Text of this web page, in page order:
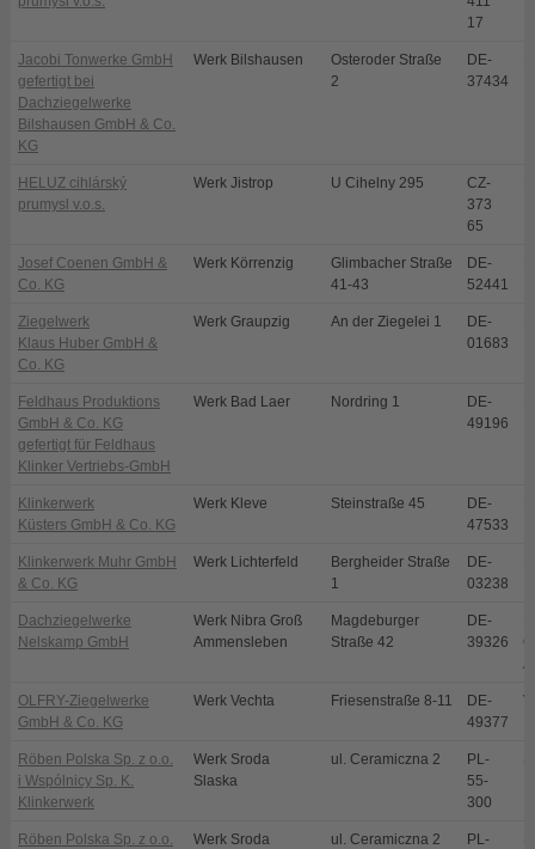
17
Jacobi Tonwerke GmbH
gefertigt bei
Dachziegelwerke
Bilshausen GmbH & Co.
KG
Werk Bilshausen
Osteroder Straße
2
DE-
37434
HELUZ cihlárský
prumysl v.o.s.
Werk Jistrop U Cihelny 295
CZ-
373
65
Josef Coenen GmbH &
Co. KG
Werk Körrenzig
Glimbacher Straße
41-43
DE-
52441
Ziegelwerk
Klaus Huber GmbH &
Co. KG
Werk Graupzig An der Ziegelei 1
DE-
01683
Feldhaus Produktions
GmbH & Co. KG
gefertigt für Feldhaus
Klinker Vertriebs-GmbH
Werk Bad Laer Nordring 1
DE-
49196
Klinkerwerk
Küsters GmbH & Co. KG
Werk Kleve Steinstraße 45
DE-
47533
Klinkerwerk Muhr GmbH
& Co. KG
Werk Lichterfeld
Bergheider Straße
1
DE-
03238
Dachziegelwerke
Nelskamp GmbH
Werk Nibra Groß
Ammensleben
Magdeburger
Straße 42
DE-
39326
OLFRY-Ziegelwerke
GmbH & Co. KG
Werk Vechta Friesenstraße 8-11
DE-
49377
Röben Polska Sp. z o.o.
i Wspólnicy Sp. K.
Klinkerwerk
Werk Sroda
Slaska
ul. Ceramiczna 2
PL-
55-
300
Röben Polska Sp. z o.o.
Werk Sroda
ul. Ceramiczna 2
PL-